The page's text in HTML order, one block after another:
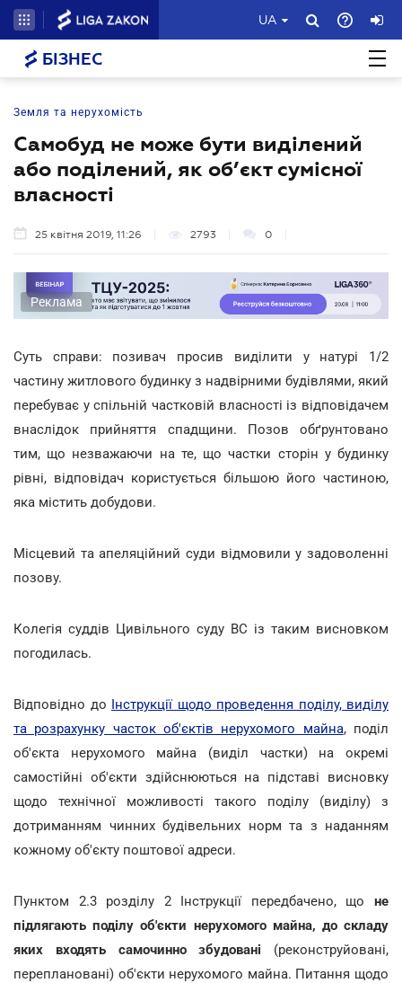
UA
БІЗНЕС
Земля та нерухомість
Самобуд не може бути виділений
або поділений, як об’єкт сумісної
власності
25 квітня 2019, 11:26 2793 0
Реклама
Суть справи: позивач просив виділити у натурі 1/2
частину житлового будинку з надвірними будівлями, який
перебуває у спільній частковій власності із відповідачем
внаслідок прийняття спадщини. Позов обґрунтовано
тим, що незважаючи на те, що частки сторін у будинку
рівні, відповідач користується більшою його частиною,
яка містить добудови.
Місцевий та апеляційний суди відмовили у задоволенні
позову.
Колегія суддів Цивільного суду ВС із таким висновком
погодилась.
Відповідно до Інструкції щодо проведення поділу, виділу
та розрахунку часток об'єктів нерухомого майна, поділ
об'єкта нерухомого майна (виділ частки) на окремі
самостійні об'єкти здійснюються на підставі висновку
щодо технічної можливості такого поділу (виділу) з
дотриманням чинних будівельних норм та з наданням
кожному об'єкту поштової адреси.
Пунктом 2.3 розділу 2 Інструкції передбачено, що не
підлягають поділу об'єкти нерухомого майна, до складу
яких входять самочинно збудовані (реконструйовані,
переплановані) об'єкти нерухомого майна. Питання щодо